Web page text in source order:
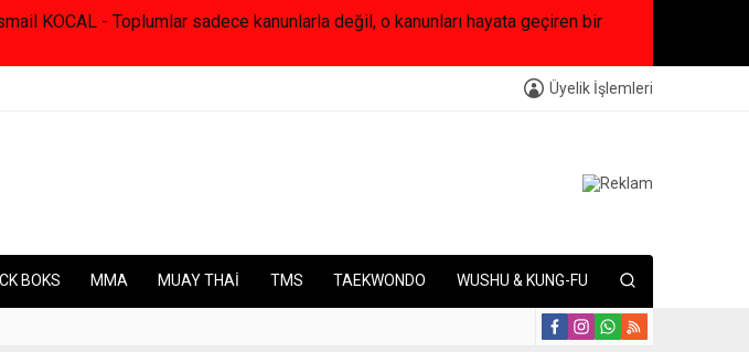
KOCAL - Toplumlar sadece kanunlarla değil, o kanunları hayata geçiren bir
Üyelik İşlemleri
BOKS MMA MUAY THAİ TMS TAEKWONDO WUSHU & KUNG-FU